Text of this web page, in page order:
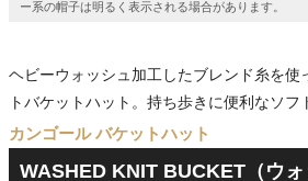
ー系の帽子は明るく表示される場合があります。
ヘビーウォッシュ加工したブレンド糸を使
トバケットハット。持ち歩きに便利なソフ
カンゴール バケットハット
WASHED KNIT BUCKET（ウ